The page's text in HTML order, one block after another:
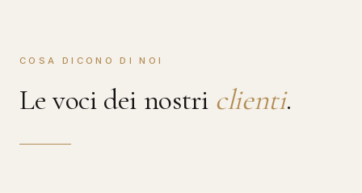
COSA DICONO DI NOI
Le voci dei nostri clienti.